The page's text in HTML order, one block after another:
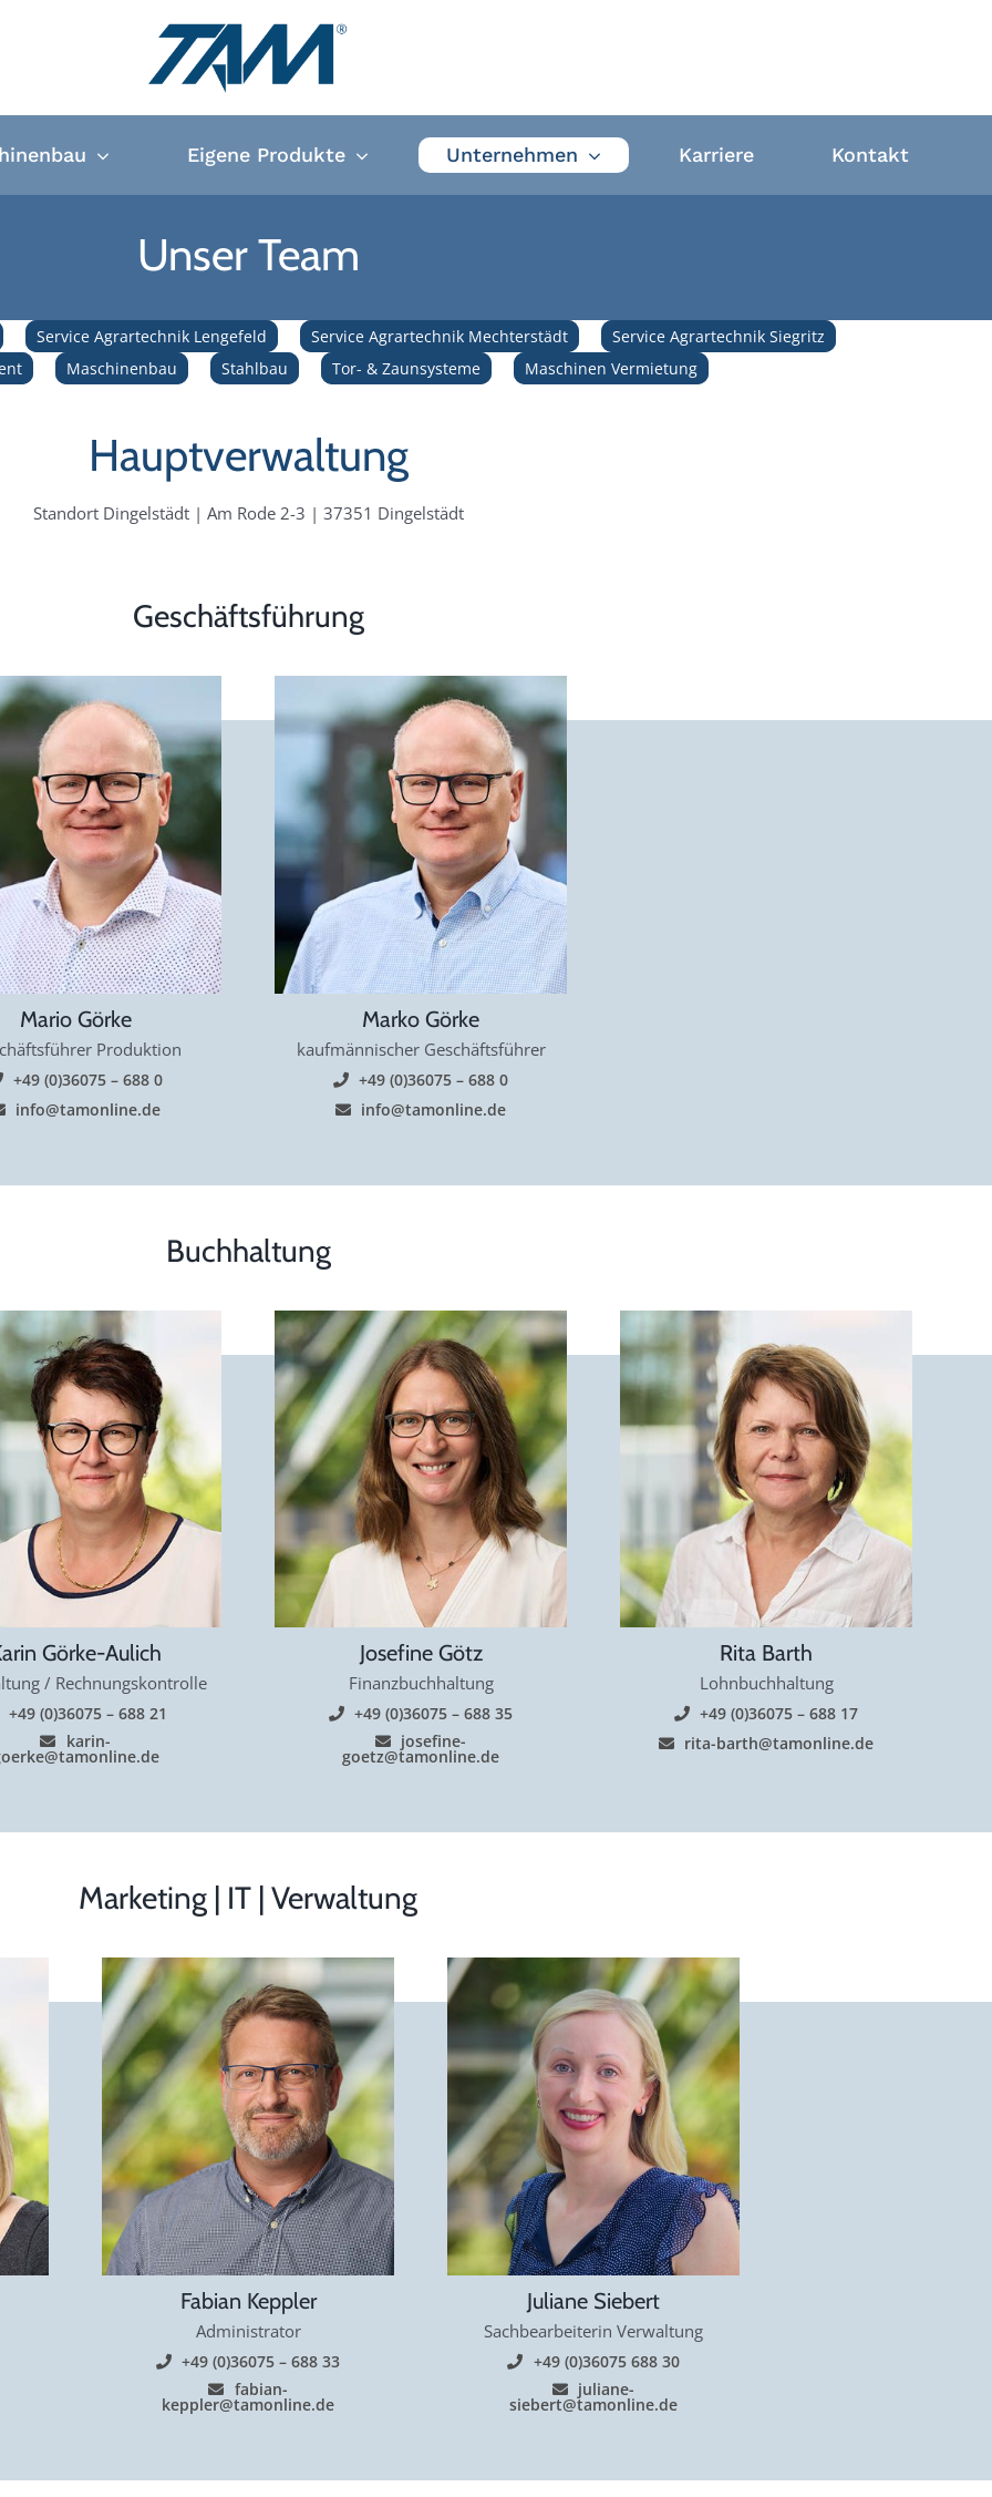
Eigene Produkte Unternehmen Karriere Kontakt
Unser Team
Service Agrartechnik Lengefeld Service Agrartechnik Mechterstädt
Service Agrartechnik Siegritz
Maschinenbau Stahlbau Tor- & Zaunsysteme Maschinen Vermietung
Hauptverwaltung
Standort Dingelstädt | Am Rode 2-3 | 37351 Dingelstädt
Geschäftsführung
Mario Görke
Produktion
+49 (0)36075 – 688 0
info@tamonline.de
Marko Görke
kaufmännischer Geschäftsführer
+49 (0)36075 – 688 0
info@tamonline.de
Buchhaltung
Görke-Aulich
/ Rechnungskontrolle
+49 (0)36075 – 688 21
karin-
Josefine Götz
Finanzbuchhaltung
+49 (0)36075 – 688 35
josefine-
goetz@tamonline.de
Rita Barth
Lohnbuchhaltung
+49 (0)36075 – 688 17
rita-barth@tamonline.de
Marketing | IT | Verwaltung
Fabian Keppler
Administrator
+49 (0)36075 – 688 33
fabian-
keppler@tamonline.de
Juliane Siebert
Sachbearbeiterin Verwaltung
+49 (0)36075 688 30
juliane-
siebert@tamonline.de